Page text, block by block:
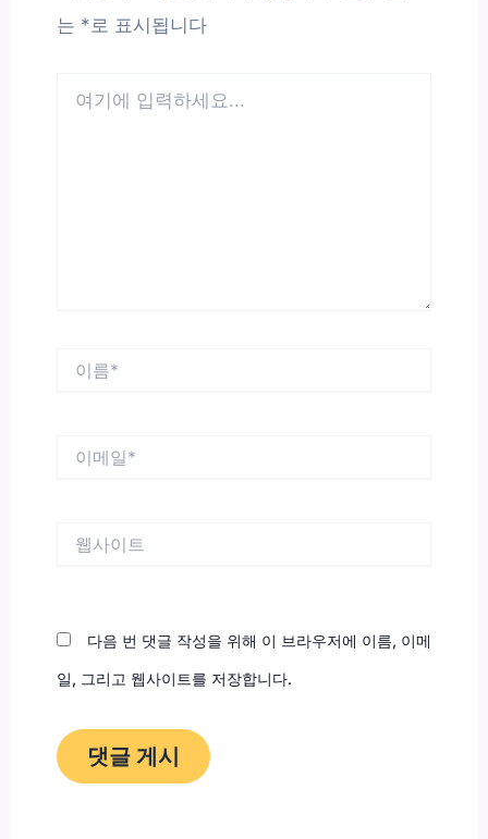
는 *로 표시됩니다
다음 번 댓글 작성을 위해 이 브라우저에 이름, 이메
일, 그리고 웹사이트를 저장합니다.